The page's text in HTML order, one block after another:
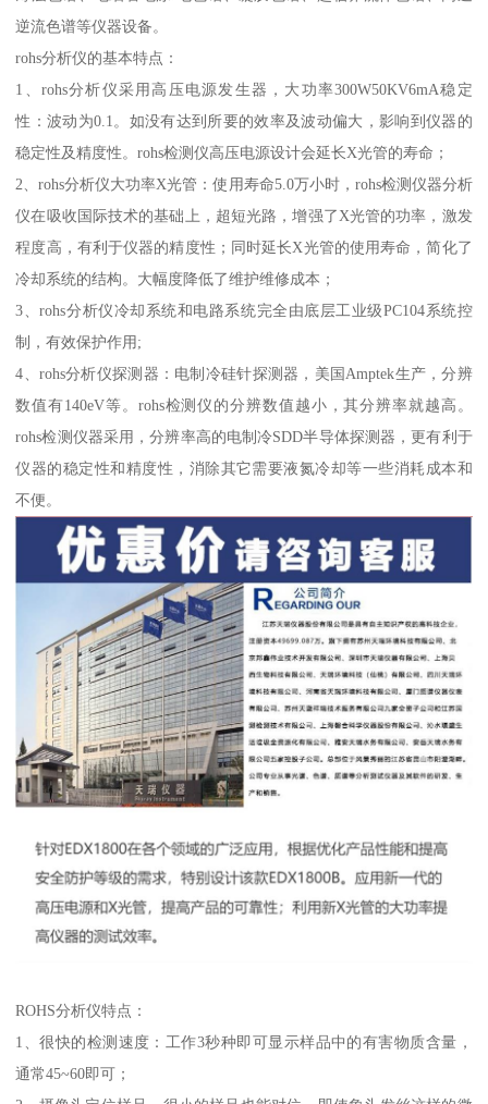
逆流色谱等仪器设备。
rohs分析仪的基本特点：
1、rohs分析仪采用高压电源发生器，大功率300W50KV6mA稳定
性：波动为0.1。如没有达到所要的效率及波动偏大，影响到仪器的
稳定性及精度性。rohs检测仪高压电源设计会延长X光管的寿命；
2、rohs分析仪大功率X光管：使用寿命5.0万小时，rohs检测仪器分析
仪在吸收国际技术的基础上，超短光路，增强了X光管的功率，激发
程度高，有利于仪器的精度性；同时延长X光管的使用寿命，简化了
冷却系统的结构。大幅度降低了维护维修成本；
3、rohs分析仪冷却系统和电路系统完全由底层工业级PC104系统控
制，有效保护作用;
4、rohs分析仪探测器：电制冷硅针探测器，美国Amptek生产，分辨
数值有140eV等。rohs检测仪的分辨数值越小，其分辨率就越高。
rohs检测仪器采用，分辨率高的电制冷SDD半导体探测器，更有利于
仪器的稳定性和精度性，消除其它需要液氮冷却等一些消耗成本和
不便。
ROHS分析仪特点：
1、很快的检测速度：工作3秒种即可显示样品中的有害物质含量，
通常45~60即可；